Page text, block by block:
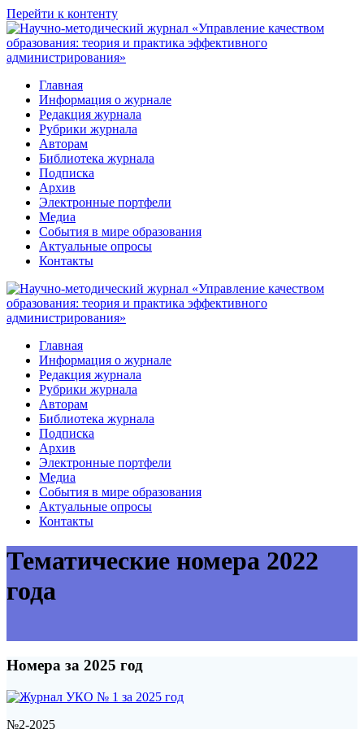
Перейти к контенту
Главная
Информация о журнале
Редакция журнала
Рубрики журнала
Авторам
Библиотека журнала
Подписка
Архив
Электронные портфели
Медиа
События в мире образования
Актуальные опросы
Контакты
Главная
Информация о журнале
Редакция журнала
Рубрики журнала
Авторам
Библиотека журнала
Подписка
Архив
Электронные портфели
Медиа
События в мире образования
Актуальные опросы
Контакты
Тематические номера 2022
года
Номера за 2025 год
№2-2025